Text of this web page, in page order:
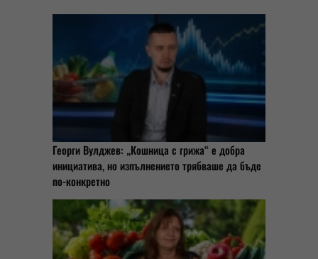
Георги Вулджев: „Кошница с грижа“ е добра
инициатива, но изпълнението трябваше да бъде
по-конкретно